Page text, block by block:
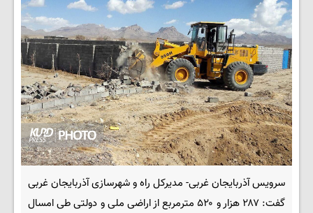
سرویس آذربایجان غربی- مدیرکل راه و شهرسازی آذربایجان غربی
گفت: ۲۸۷ هزار و ۵۲۰ مترمربع از اراضی ملی و دولتی طی امسال